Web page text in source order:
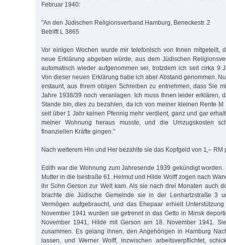
Februar 1940:
"An den Jüdischen Religionsverband Hamburg, Beneckestr. 2
Betrifft L 3865
Vor einigen Wochen wurde mir telefonisch von Ihnen mitgeteilt,
neue Erklärung abgeben würde, aus dem Jüdischen
automatisch wieder aufgenommen sei, trotzdem ich seit cirka 9
Von dieser neuen Erklärung habe ich aber Abstand genommen.
erstaunt, aus Ihrem obigen Schreiben zu entnehmen, dass Sie
Jahre 1938/39 noch veranlagen. Ich muss Ihnen leider erklären,
Stande bin, dies zu bezahlen, da ich von meiner kleinen Rente M
seit über 1 Jahr keinen Pfennig mehr verdient, ganz und gar
meiner Wohnung heraus musste, und die Umzugskosten
finanziellen Kräfte gingen."
Nach weiterem Hin und Her bezahlte sie das Kopfgeld von 1,– RM
Edith war die Wohnung zum Jahresende 1939 gekündigt
Mutter in die Isestraße 61. Helmut und Hilde Wolff zogen nach
ihr Sohn Gerson zur Welt kam. Als sie nach drei Monaten auch
brachte die Jüdische Gemeinde sie in der Lenhartzstraße 3
Vermögen aufgebraucht, und das Ehepaar erhielt
November 1941 wurden sie getrennt in das Getto in Minsk
November 1941, Hilde mit Gerson am 18. November 1941.
zusammen. Es gelang ihnen, den Angehörigen in Hamburg
lassen, und Werner Wolff, inzwischen arbeitsverpflichtet,